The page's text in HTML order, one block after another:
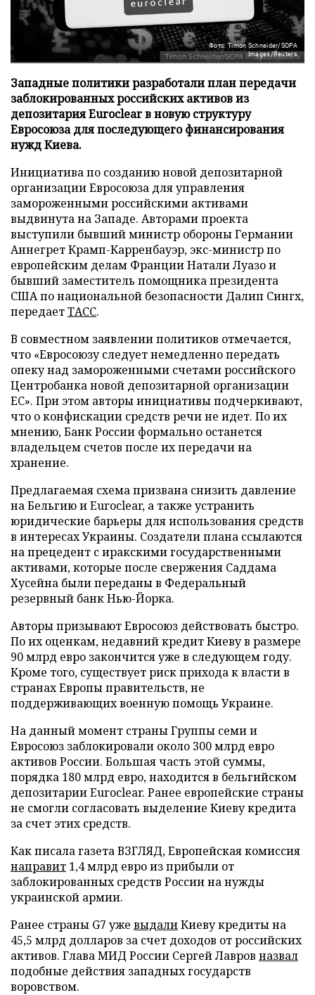
Фото: Timon Schneider/SOPA
Images/Reuters
Западные политики разработали план передачи
заблокированных российских активов из
депозитария Euroclear в новую структуру
Евросоюза для последующего финансирования
нужд Киева.
Инициатива по созданию новой депозитарной
организации Евросоюза для управления
замороженными российскими активами
выдвинута на Западе. Авторами проекта
выступили бывший министр обороны Германии
Аннегрет Крамп-Карренбауэр, экс-министр по
европейским делам Франции Натали Луазо и
бывший заместитель помощника президента
США по национальной безопасности Далип Сингх,
передаетТАСС.
В совместном заявлении политиков отмечается,
что «Евросоюзу следует немедленно передать
опеку над замороженными счетами российского
Центробанка новой депозитарной организации
ЕС». При этом авторы инициативы подчеркивают,
что о конфискации средств речи не идет. По их
мнению, Банк России формально останется
владельцем счетов после их передачи на
хранение.
Предлагаемая схема призвана снизить давление
на Бельгию и Euroclear, а также устранить
юридические барьеры для использования средств
в интересах Украины. Создатели плана ссылаются
на прецедент с иракскими государственными
активами, которые после свержения Саддама
Хусейна были переданы в Федеральный
резервный банк Нью-Йорка.
Авторы призывают Евросоюз действовать быстро.
По их оценкам, недавний кредит Киеву в размере
90 млрд евро закончится уже в следующем году.
Кроме того, существует риск прихода к власти в
странах Европы правительств, не
поддерживающих военную помощь Украине.
На данный момент страны Группы семи и
Евросоюз заблокировали около 300 млрд евро
активов России. Большая часть этой суммы,
порядка 180 млрд евро, находится в бельгийском
депозитарии Euroclear. Ранее европейские страны
не смогли согласовать выделение Киеву кредита
за счет этих средств.
Как писала газета ВЗГЛЯД, Европейская комиссия
направит 1,4 млрд евро из прибыли от
заблокированных средств России на нужды
украинской армии.
Ранее страны G7 уже выдалиКиеву кредиты на
45,5 млрд долларов за счет доходов от российских
активов. Глава МИД России Сергей Лавров назвал
подобные действия западных государств
воровством.